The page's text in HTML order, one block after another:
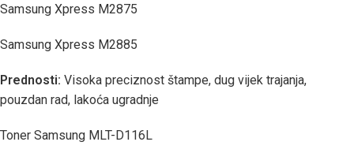
Samsung Xpress M2875
Samsung Xpress M2885
Prednosti: Visoka preciznost štampe, dug vijek trajanja,
pouzdan rad, lakoća ugradnje
Toner Samsung MLT-D116L